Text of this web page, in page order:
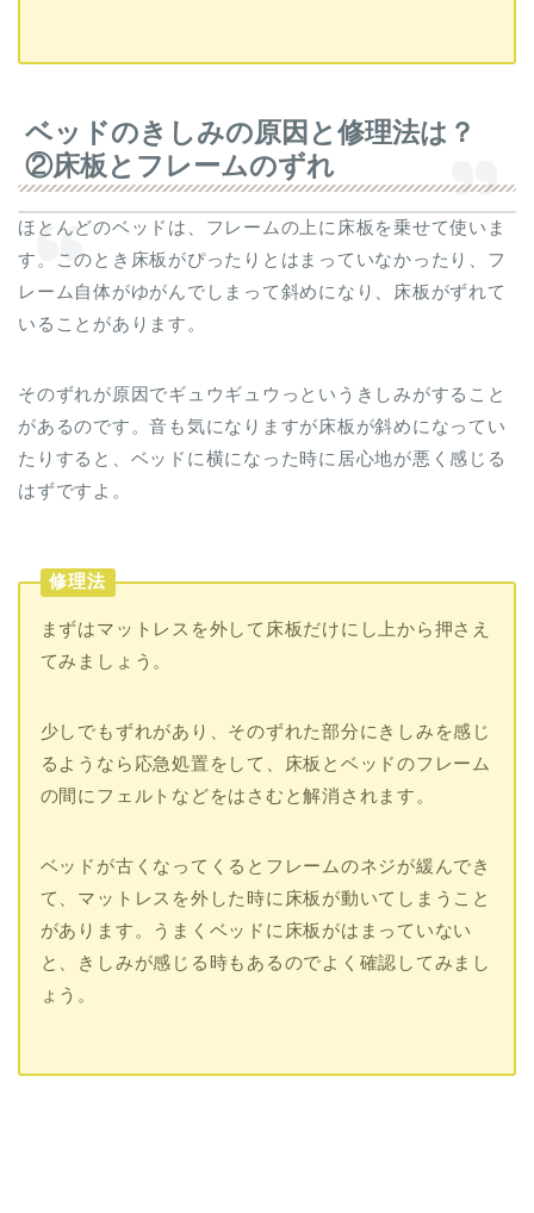
ベッドのきしみの原因と修理法は？
②床板とフレームのずれ
ほとんどのベッドは、フレームの上に床板を乗せて使いま
す。このとき床板がぴったりとはまっていなかったり、フ
レーム自体がゆがんでしまって斜めになり、床板がずれて
いることがあります。
そのずれが原因でギュウギュウっというきしみがすること
があるのです。音も気になりますが床板が斜めになってい
たりすると、ベッドに横になった時に居心地が悪く感じる
はずですよ。
修理法
まずはマットレスを外して床板だけにし上から押さえ
てみましょう。
少しでもずれがあり、そのずれた部分にきしみを感じ
るようなら応急処置をして、床板とベッドのフレーム
の間にフェルトなどをはさむと解消されます。
ベッドが古くなってくるとフレームのネジが緩んでき
て、マットレスを外した時に床板が動いてしまうこと
があります。うまくベッドに床板がはまっていない
と、きしみが感じる時もあるのでよく確認してみまし
ょう。